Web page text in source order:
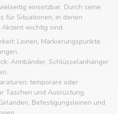
einsetzbar. Durch seine
für Situationen, in denen
wichtig sind.
Leinen, Markierungspunkte
Armbänder, Schlüsselanhänger
temporäre oder
Taschen und Ausrüstung.
Befestigungsleinen und